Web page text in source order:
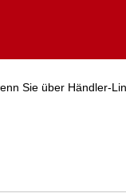
Sie über Händler-